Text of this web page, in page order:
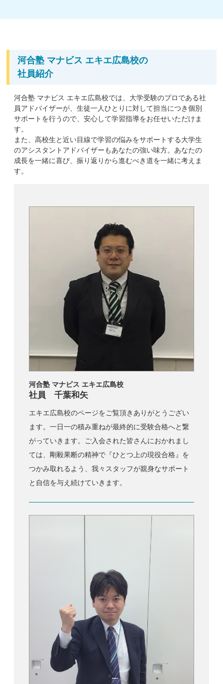
河合塾 マナビス エキエ広島校の
社員紹介
河合塾 マナビス エキエ広島校では、大学受験のプロである社
員アドバイザーが、生徒一人ひとりに対して担当につき個別
サポートを行うので、安心して学習指導をお任せいただけま
す。
また、高校生と近い目線で学習の悩みをサポートする大学生
のアシスタントアドバイザーもあなたの強い味方。あなたの
成長を一緒に喜び、振り返りから進むべき道を一緒に考えま
す。
河合塾 マナビス エキエ広島校
社員 千葉和矢
エキエ広島校のページをご覧頂きありがとうござい
ます。一日一の積み重ねが最終的に受験合格へと繋
がっていきます。ご入会された皆さんにおかれまし
ては、剛毅果断の精神で『ひとつ上の現役合格』を
つかみ取れるよう、我々スタッフが親身なサポート
と自信を与え続けていきます。